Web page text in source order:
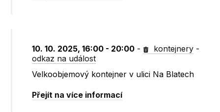
10. 10. 2025, 16:00 - 20:00 - kontejnery -
odkaz na událost
Velkoobjemový kontejner v ulici Na Blatech
Přejít na více informací